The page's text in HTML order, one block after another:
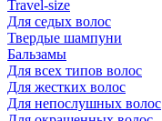
Travel-size
Для седых волос
Твердые шампуни
Бальзамы
Для всех типов волос
Для жестких волос
Для непослушных волос